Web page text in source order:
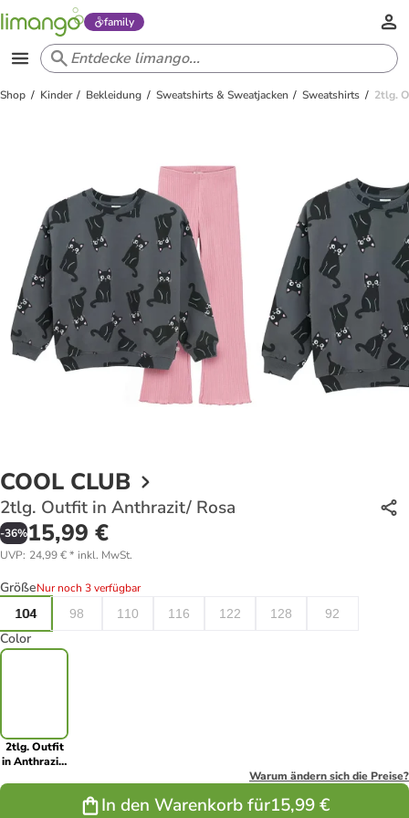
family
Shop Kinder Bekleidung Sweatshirts & Sweatjacken Sweatshirts 2tlg.
COOL CLUB
2tlg. Outfit in Anthrazit/ Rosa
-36%15,99 €
UVP: 24,99 €* inkl. MwSt.
GrößeNur noch 3 verfügbar
104
98 110 116 122 128 92
Color
2tlg. Outfit
in Anthrazit/
Warum ändern sich die Preise?
In den Warenkorb für15,99 €